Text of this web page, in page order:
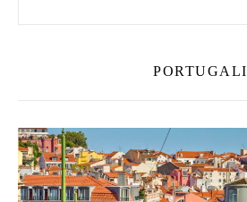
PORTUGALI